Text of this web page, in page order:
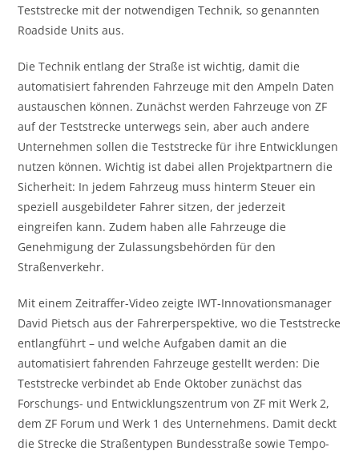
Teststrecke mit der notwendigen Technik, so genannten
Roadside Units aus.
Die Technik entlang der Straße ist wichtig, damit die
automatisiert fahrenden Fahrzeuge mit den Ampeln Daten
austauschen können. Zunächst werden Fahrzeuge von ZF
auf der Teststrecke unterwegs sein, aber auch andere
Unternehmen sollen die Teststrecke für ihre Entwicklungen
nutzen können. Wichtig ist dabei allen Projektpartnern die
Sicherheit: In jedem Fahrzeug muss hinterm Steuer ein
speziell ausgebildeter Fahrer sitzen, der jederzeit
eingreifen kann. Zudem haben alle Fahrzeuge die
Genehmigung der Zulassungsbehörden für den
Straßenverkehr.
Mit einem Zeitraffer-Video zeigte IWT-Innovationsmanager
David Pietsch aus der Fahrerperspektive, wo die Teststrecke
entlangführt – und welche Aufgaben damit an die
automatisiert fahrenden Fahrzeuge gestellt werden: Die
Teststrecke verbindet ab Ende Oktober zunächst das
Forschungs- und Entwicklungszentrum von ZF mit Werk 2,
dem ZF Forum und Werk 1 des Unternehmens. Damit deckt
die Strecke die Straßentypen Bundesstraße sowie Tempo-